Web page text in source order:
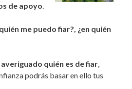
de apoyo.
me puedo fiar?, ¿en quién
quién es de fiar,
podrás basar en ello tus